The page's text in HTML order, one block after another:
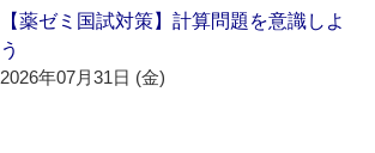
【薬ゼミ国試対策】計算問題を意識しよ
う
2026年07月31日 (金)